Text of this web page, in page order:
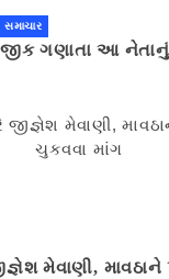
સમાચાર
ગણાતા આ
મેવાણી,